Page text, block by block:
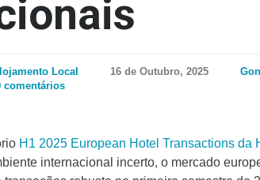
Local 16 de Outubro, 2025
comentários
H1 2025 European Hotel Transactions da
internacional incerto, o mercado